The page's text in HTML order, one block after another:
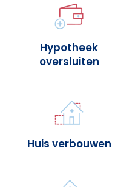
Hypotheek
oversluiten
Huis verbouwen